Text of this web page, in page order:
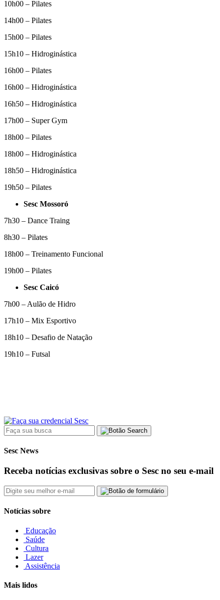
10h00 – Pilates
14h00 – Pilates
15h00 – Pilates
15h10 – Hidroginástica
16h00 – Pilates
16h00 – Hidroginástica
16h50 – Hidroginástica
17h00 – Super Gym
18h00 – Pilates
18h00 – Hidroginástica
18h50 – Hidroginástica
19h50 – Pilates
Sesc Mossoró
7h30 – Dance Traing
8h30 – Pilates
18h00 – Treinamento Funcional
19h00 – Pilates
Sesc Caicó
7h00 – Aulão de Hidro
17h10 – Mix Esportivo
18h10 – Desafio de Natação
19h10 – Futsal
Sesc News
Receba notícias exclusivas sobre o Sesc no seu e-mail
Notícias sobre
Educação
Saúde
Cultura
Lazer
Assistência
Mais lidos